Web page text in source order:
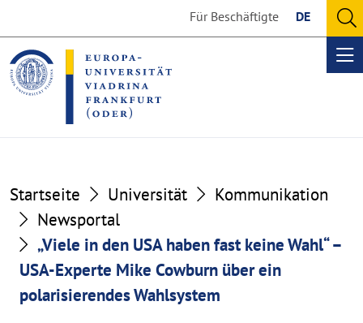
the
content
section
the
footer
section
Für Beschäftigte DE
Startseite Universität
Kommunikation
Newsportal
„Viele in den USA haben fast keine Wahl“ –
USA-Experte Mike Cowburn über ein
polarisierendes Wahlsystem